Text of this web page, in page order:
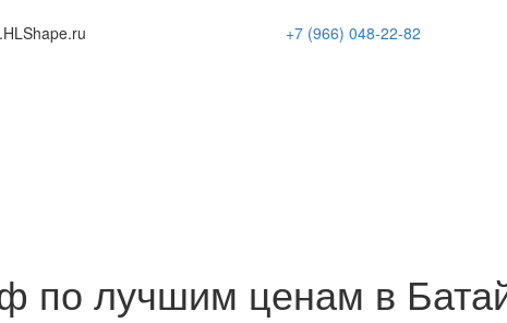
HLShape.ru +7 (966) 048-22-82
по лучшим ценам в